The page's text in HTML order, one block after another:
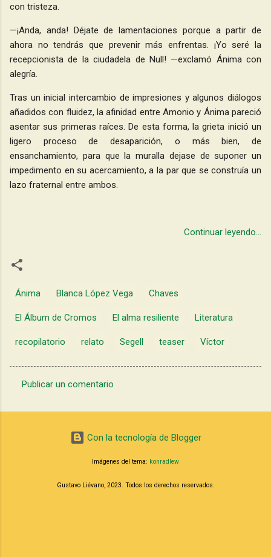
con tristeza.
—¡Anda, anda! Déjate de lamentaciones porque a partir de
ahora no tendrás que prevenir más enfrentas. ¡Yo seré la
recepcionista de la ciudadela de Null! —exclamó Ánima con
alegría.
Tras un inicial intercambio de impresiones y algunos diálogos
añadidos con fluidez, la afinidad entre Amonio y Ánima pareció
asentar sus primeras raíces. De esta forma, la grieta inició un
ligero proceso de desaparición, o más bien, de
ensanchamiento, para que la muralla dejase de suponer un
impedimento en su acercamiento, a la par que se construía un
lazo fraternal entre ambos.
Continuar leyendo...
Ánima Blanca López Vega Chaves
El Álbum de Cromos El alma resiliente Literatura
recopilatorio relato Segell teaser Víctor
o
Publicar un comentario
Con la tecnología de Blogger
Imágenes del tema: konradlew
Gustavo Liévano, 2023. Todos los derechos reservados.